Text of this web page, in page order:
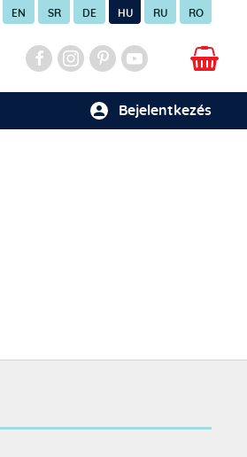
EN SR DE HU RU RO
Bejelentkezés